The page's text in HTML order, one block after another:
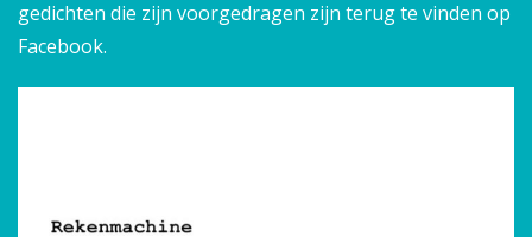
gedichten die zijn voorgedragen zijn terug te vinden op
Facebook.